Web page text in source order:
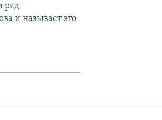
ряд
и называет это